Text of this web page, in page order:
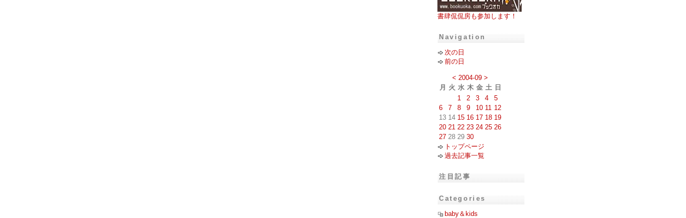
書肆侃侃房も参加します！
Navigation
次の日
前の日
< 2004-09 >
月
火 水 木 金 土 日
1
2 3 4
5
6
7 8 9 10 11 12
13 14 15 16 17 18 19
20 21 22 23 24 25 26
27 28 29 30
トップページ
過去記事一覧
注目記事
Categories
baby＆kids